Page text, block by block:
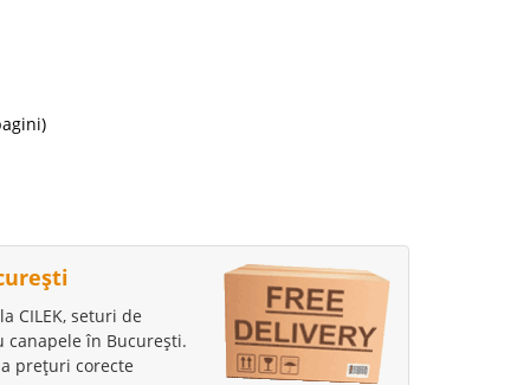
Lei
CILEK, seturi de
în București.
prețuri corecte